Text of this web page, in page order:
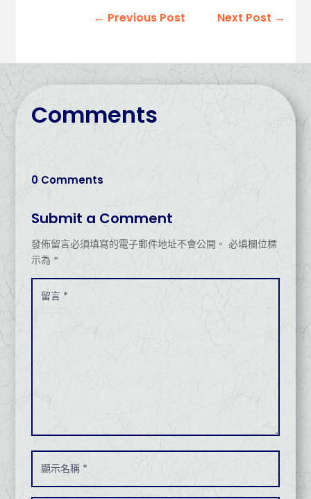
← Previous Post Next Post →
Comments
0 Comments
Submit a Comment
發佈留言必須填寫的電子郵件地址不會公開。 必填欄位標
示為 *